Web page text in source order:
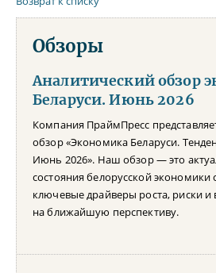
Обзоры
Аналитический обзор
Беларуси. Июнь 2026
Компания ПраймПресс
обзор «Экономика Беларуси.
Июнь 2026». Наш обзор — это
состояния белорусской экономики
ключевые драйверы роста, риски и
на ближайшую перспективу.